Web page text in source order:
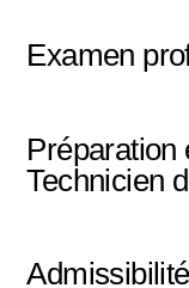
Examen
Préparation
Technicien